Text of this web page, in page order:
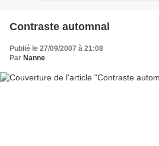
Contraste automnal
Publié le 27/09/2007 à 21:08
Par Nanne